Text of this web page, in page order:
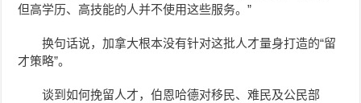
但高学历、高技能的人并不使用这些服务。”
换句话说，加拿大根本没有针对这批人才量身打造的“留
才策略”。
谈到如何挽留人才，伯恩哈德对移民、难民及公民部